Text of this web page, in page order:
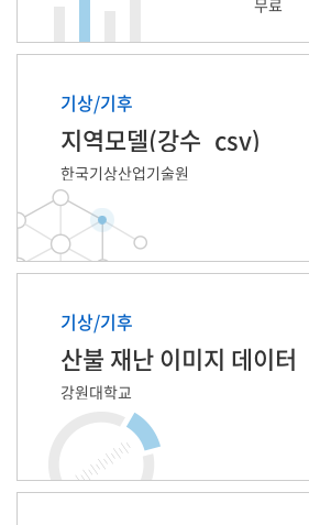
기상/기후
지역모델(강수_csv)
한국기상산업기술원
기상/기후
산불 재난 이미지 데이터
강원대학교